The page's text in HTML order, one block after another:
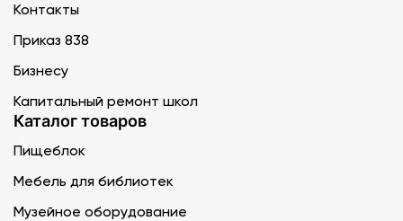
Контакты
Приказ 838
Бизнесу
Капитальный ремонт школ
Каталог товаров
Пищеблок
Мебель для библиотек
Музейное оборудование